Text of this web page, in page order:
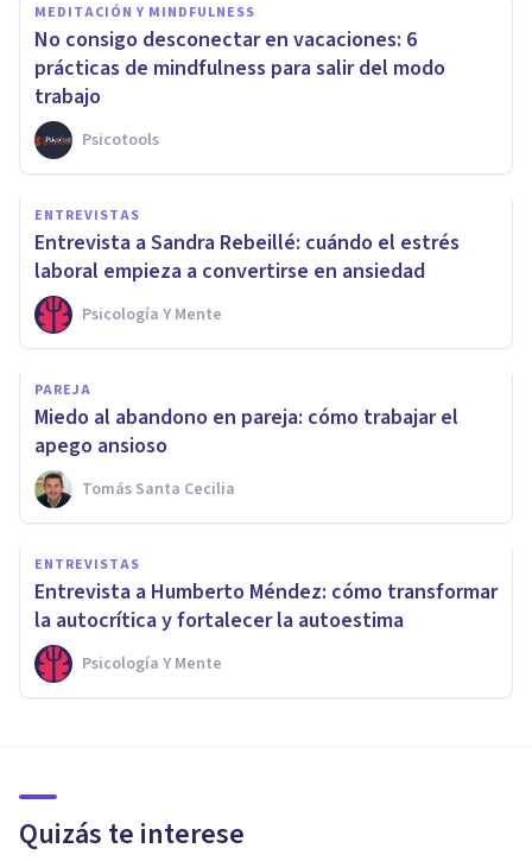
MEDITACIÓN Y MINDFULNESS
No consigo desconectar en vacaciones: 6
prácticas de mindfulness para salir del modo
trabajo
Psicotools
ENTREVISTAS
Entrevista a Sandra Rebeillé: cuándo el estrés
laboral empieza a convertirse en ansiedad
Psicología Y Mente
PAREJA
Miedo al abandono en pareja: cómo trabajar el
apego ansioso
Tomás Santa Cecilia
ENTREVISTAS
Entrevista a Humberto Méndez: cómo transformar
la autocrítica y fortalecer la autoestima
Psicología Y Mente
Quizás te interese